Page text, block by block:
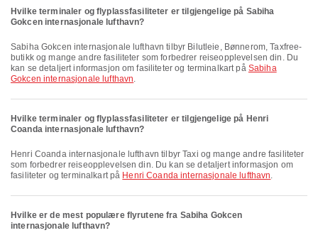
Hvilke terminaler og flyplassfasiliteter er tilgjengelige på Sabiha
Gokcen internasjonale lufthavn?
Sabiha Gokcen internasjonale lufthavn tilbyr Bilutleie, Bønnerom, Taxfree-
butikk og mange andre fasiliteter som forbedrer reiseopplevelsen din. Du
kan se detaljert informasjon om fasiliteter og terminalkart på Sabiha
Gokcen internasjonale lufthavn.
Hvilke terminaler og flyplassfasiliteter er tilgjengelige på Henri
Coanda internasjonale lufthavn?
Henri Coanda internasjonale lufthavn tilbyr Taxi og mange andre fasiliteter
som forbedrer reiseopplevelsen din. Du kan se detaljert informasjon om
fasiliteter og terminalkart på Henri Coanda internasjonale lufthavn.
Hvilke er de mest populære flyrutene fra Sabiha Gokcen
internasjonale lufthavn?